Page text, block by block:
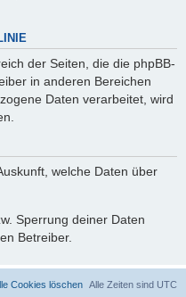
der Seiten, die die phpBB-
in anderen Bereichen
Daten verarbeitet, wird
welche Daten über
Sperrung deiner Daten
Betreiber.
Alle Zeiten sind UTC
Cookies löschen